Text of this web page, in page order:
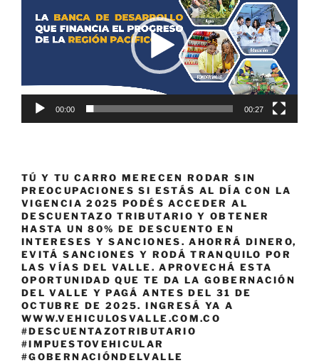
00:00 00:27
TÚ Y TU CARRO MERECEN RODAR SIN
PREOCUPACIONES SI ESTÁS AL DÍA CON LA
VIGENCIA 2025 PODÉS ACCEDER AL
DESCUENTAZO TRIBUTARIO Y OBTENER
HASTA UN 80% DE DESCUENTO EN
INTERESES Y SANCIONES. AHORRÁ DINERO,
EVITÁ SANCIONES Y RODÁ TRANQUILO POR
LAS VÍAS DEL VALLE. APROVECHÁ ESTA
OPORTUNIDAD QUE TE DA LA GOBERNACIÓN
DEL VALLE Y PAGÁ ANTES DEL 31 DE
OCTUBRE DE 2025. INGRESÁ YA A
WWW.VEHICULOSVALLE.COM.CO
#DESCUENTAZOTRIBUTARIO
#IMPUESTOVEHICULAR
#GOBERNACIÓNDELVALLE